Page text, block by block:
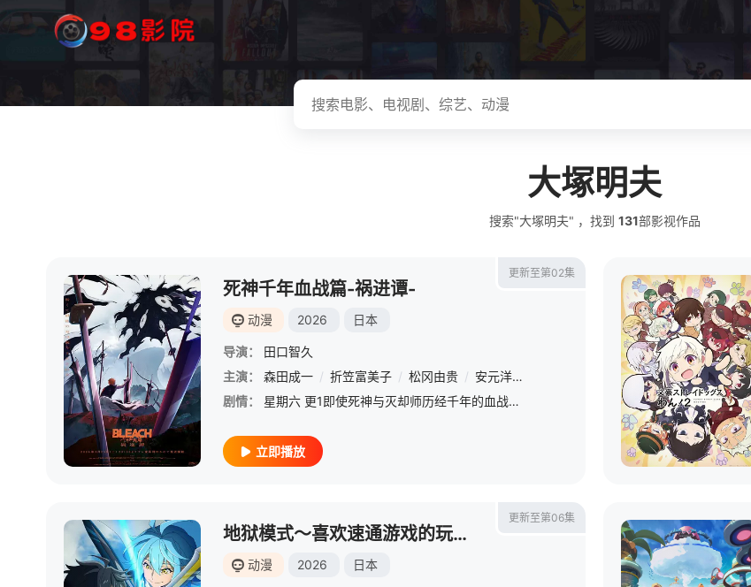
大塚明夫
搜索"大塚明夫" ，找到 131部影视作品
更新至第02集
死神千年血战篇-祸进谭-
动漫 2026 日本
导演：
田口智久
主演：
森田成一 / 折笠富美子 / 松冈由贵 / 安元洋贵 高木涉 / 伊藤健太郎 /
剧情：
星期六 更1即使死神与灭却师历经千年的血战尽头，毁灭的未来已隐约可见── &amp;nbsp; &amp;nbsp; &amp;nbsp; &amp;nbsp; &amp;nbsp; &amp;nbsp; &amp;nbsp; &amp;nbsp; &amp;nbsp;
立即播放
更新至第06集
地狱模式～喜欢速通游戏的玩家在废设定异世界无双～第二季
动漫 2026 日本